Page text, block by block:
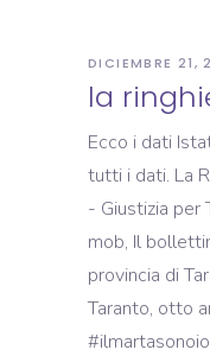
DICIEMBRE 21,
la
Ecco i dati
tutti i dati. La
- Giustizia per
mob, Il
provincia di
Taranto, otto